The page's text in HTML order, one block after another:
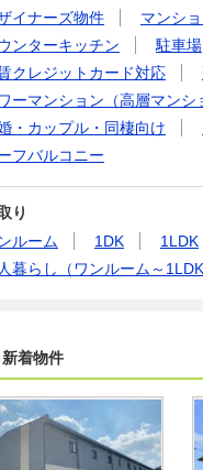
イナーズ物件
マンシ
ンターキッチン
駐車場
クレジットカード対応
ーマンション（高層マンシ
・カップル・同棲向け
フバルコニー
り
ルーム
1DK 1LDK
暮らし（ワンルーム～1LDK
新着物件